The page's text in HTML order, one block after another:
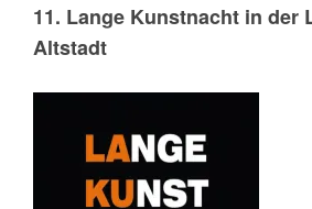
11. Lange Kunstnacht in der
Altstadt